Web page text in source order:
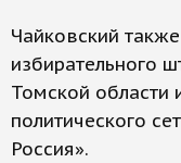
Чайковский
избирательного
Томской области
политического
Россия».